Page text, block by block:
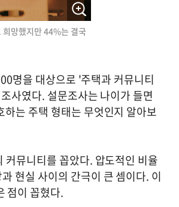
망했지만 44%는 결국
명을 대상으로 '주택과 커뮤니티
사였다. 설문조사는 나이가 들면
는 주택 형태는 무엇인지 알아보
뮤니티를 꼽았다. 압도적인 비율
현실 사이의 간극이 큰 셈이다. 이
점이 꼽혔다.